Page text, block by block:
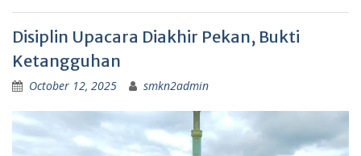
Disiplin Upacara Diakhir Pekan, Bukti
Ketangguhan
October 12, 2025 smkn2admin